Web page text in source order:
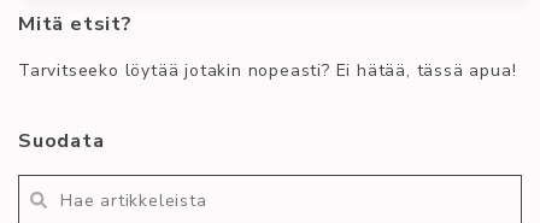
Riskit! Muistutuksen sananen, että tänään alkaen
Sauna on
asteriski
saunailta
Mitä etsit?
Tarvitseeko löytää jotakin nopeasti? Ei hätää, tässä apua!
Suodata